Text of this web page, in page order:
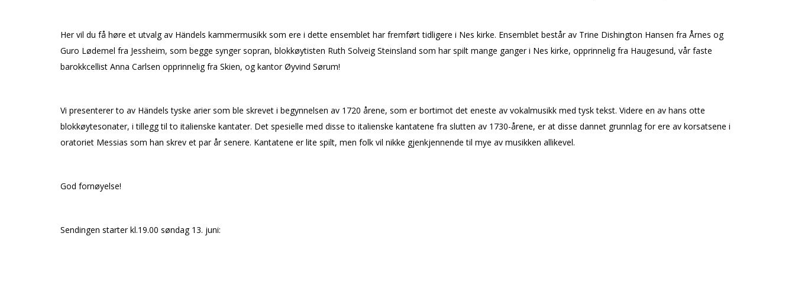
Her vil du få høre et utvalg av Händels kammermusikk som flere i dette ensemblet har fremført tidligere i Nes kirke. Ensemblet består av Trine Dishington Hansen fra Årnes og
Guro Lødemel fra Jessheim, som begge synger sopran, blokkfløytisten Ruth Solveig Steinsland som har spilt mange ganger i Nes kirke, opprinnelig fra Haugesund, vår faste
barokkcellist Anna Carlsen opprinnelig fra Skien, og kantor Øyvind Sørum!
Vi presenterer to av Händels tyske arier som ble skrevet i begynnelsen av 1720 årene, som er bortimot det eneste av vokalmusikk med tysk tekst. Videre en av hans flotte
blokkfløytesonater, i tillegg til to italienske kantater. Det spesielle med disse to italienske kantatene fra slutten av 1730-årene, er at disse dannet grunnlag for flere av korsatsene i
oratoriet Messias som han skrev et par år senere. Kantatene er lite spilt, men folk vil nikke gjenkjennende til mye av musikken allikevel.
God fornøyelse!
Sendingen starter kl.19.00 søndag 13. juni: